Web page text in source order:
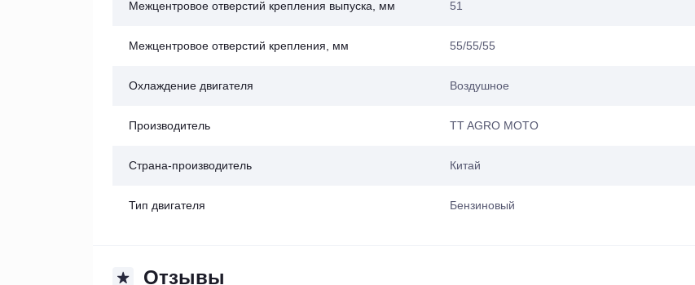
Межцентровое отверстий крепления выпуска, мм 51
Межцентровое отверстий крепления, мм 55/55/55
Охлаждение двигателя Воздушное
Производитель TT AGRO MOTO
Страна-производитель Китай
Тип двигателя Бензиновый
Отзывы